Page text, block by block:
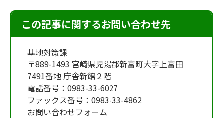
この記事に関するお問い合わせ先
基地対策課
〒889-1493 宮崎県児湯郡新富町大字上富田
7491番地 庁舎新館２階
電話番号： 0983-33-6027
ファックス番号： 0983-33-4862
お問い合わせフォーム